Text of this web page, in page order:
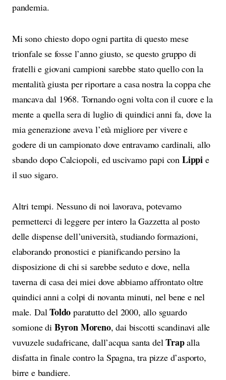
pandemia.
Mi sono chiesto dopo ogni partita di questo mese
trionfale se fosse l’anno giusto, se questo gruppo di
fratelli e giovani campioni sarebbe stato quello con la
mentalità giusta per riportare a casa nostra la coppa che
mancava dal 1968. Tornando ogni volta con il cuore e la
mente a quella sera di luglio di quindici anni fa, dove la
mia generazione aveva l’età migliore per vivere e
godere di un campionato dove entravamo cardinali, allo
sbando dopo Calciopoli, ed uscivamo papi con Lippi e
il suo sigaro.
Altri tempi. Nessuno di noi lavorava, potevamo
permetterci di leggere per intero la Gazzetta al posto
delle dispense dell’università, studiando formazioni,
elaborando pronostici e pianificando persino la
disposizione di chi si sarebbe seduto e dove, nella
taverna di casa dei miei dove abbiamo affrontato oltre
quindici anni a colpi di novanta minuti, nel bene e nel
male. DalToldo paratutto del 2000, allo sguardo
sornione di Byron Moreno, dai biscotti scandinavi alle
vuvuzele sudafricane, dall’acqua santa delTrapalla
disfatta in finale contro la Spagna, tra pizze d’asporto,
birre e bandiere.